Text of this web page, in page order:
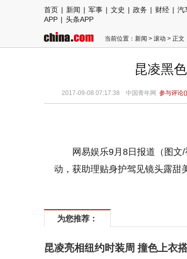
首页 | 新闻 | 军事 | 文史 | 政务 | 财经 | 汽
APP | 头条APP
当前位置： 新闻 > 滚动 > 正文
昆凌黑
2017-09-08 07:17:38 中国青年网 参与评论(
网易娱乐9月8日报道（图文/
动，获助理贴身护驾见镜头露甜
为您推荐：
昆凌亮相纽约时装周 撞色上衣